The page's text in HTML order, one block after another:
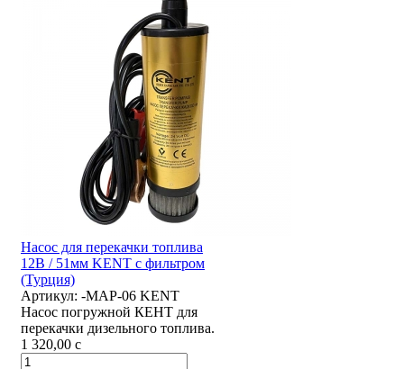
Насос для перекачки топлива
12В / 51мм KENT с фильтром
(Турция)
Артикул: -MAP-06 KENT
Насос погружной КЕНТ для
перекачки дизельного топлива.
1 320,00 c